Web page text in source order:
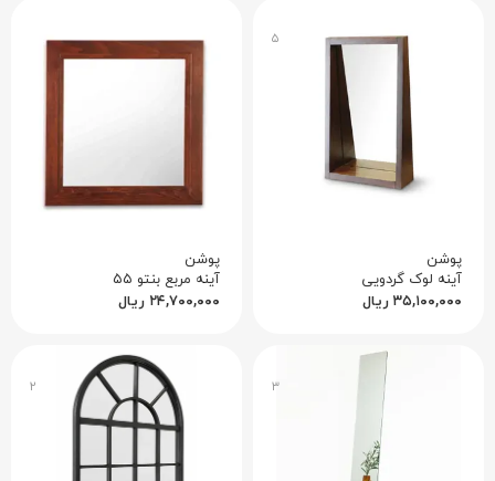
۵
پوشن
آینه لوک گردویی
۳۵,۱۰۰,۰۰۰ ریال
پوشن
آینه مربع بنتو ۵۵
۲۴,۷۰۰,۰۰۰ ریال
۳ ۲